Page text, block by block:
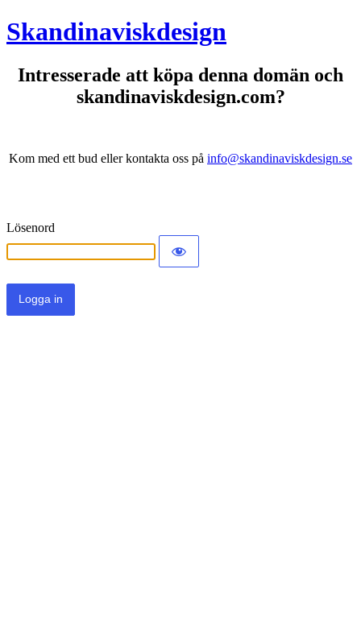
Skandinaviskdesign
Intresserade att köpa denna domän och
skandinaviskdesign.com?
Kom med ett bud eller kontakta oss på info@skandinaviskdesign.se
Lösenord